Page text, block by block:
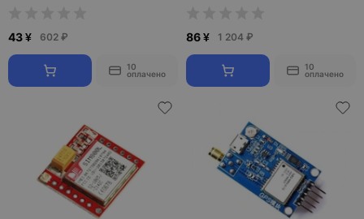
43 ¥ 602 ₽
10
оплачено
86 ¥ 1 204 ₽
10
оплачено